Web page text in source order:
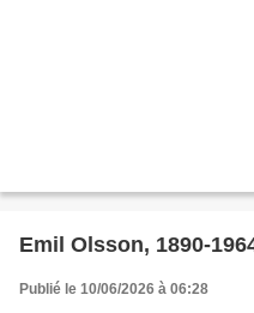
Emil Olsson, 1890-
Publié le 10/06/2026 à 06:28